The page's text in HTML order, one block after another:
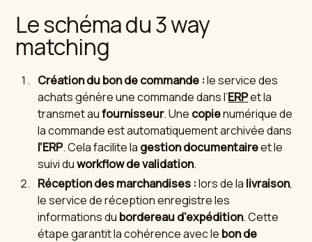
Le schéma du 3 way
matching
Création du bon de commande :le service des
achats génère une commande dans l’ERPet la
transmet aufournisseur. Une copienumérique de
la commande est automatiquement archivée dans
l’ERP. Cela facilite la gestion documentaireet le
suivi duworkflow de validation.
Réception des marchandises :lors de la livraison,
le service de réception enregistre les
informations du bordereau d’expédition. Cette
étape garantit la cohérence avec le bon de